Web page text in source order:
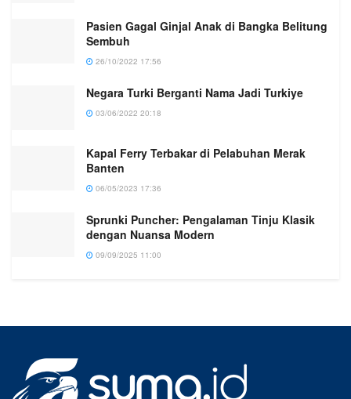
Pasien Gagal Ginjal Anak di Bangka Belitung
Sembuh
26/10/2022 17:56
Negara Turki Berganti Nama Jadi Turkiye
03/06/2022 20:18
Kapal Ferry Terbakar di Pelabuhan Merak
Banten
06/05/2023 17:36
Sprunki Puncher: Pengalaman Tinju Klasik
dengan Nuansa Modern
09/09/2025 11:00